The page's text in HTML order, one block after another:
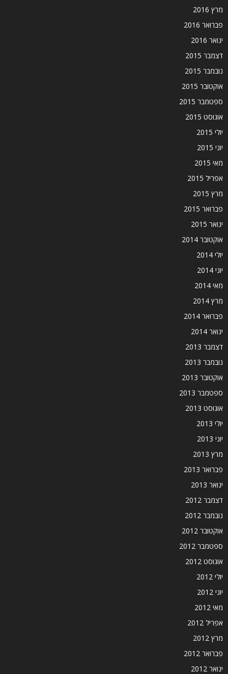
מרץ 2016
פברואר 2016
ינואר 2016
דצמבר 2015
נובמבר 2015
אוקטובר 2015
ספטמבר 2015
אוגוסט 2015
יולי 2015
יוני 2015
מאי 2015
אפריל 2015
מרץ 2015
פברואר 2015
ינואר 2015
אוקטובר 2014
יולי 2014
יוני 2014
מאי 2014
מרץ 2014
פברואר 2014
ינואר 2014
דצמבר 2013
נובמבר 2013
אוקטובר 2013
ספטמבר 2013
אוגוסט 2013
יולי 2013
יוני 2013
מרץ 2013
פברואר 2013
ינואר 2013
דצמבר 2012
נובמבר 2012
אוקטובר 2012
ספטמבר 2012
אוגוסט 2012
יולי 2012
יוני 2012
מאי 2012
אפריל 2012
מרץ 2012
פברואר 2012
ינואר 2012